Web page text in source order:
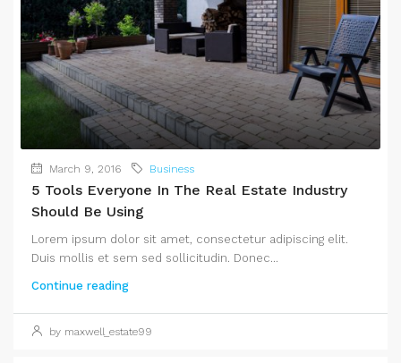
March 9, 2016 Business
5 Tools Everyone In The Real Estate Industry
Should Be Using
Lorem ipsum dolor sit amet, consectetur adipiscing elit.
Duis mollis et sem sed sollicitudin. Donec...
Continue reading
by maxwell_estate99